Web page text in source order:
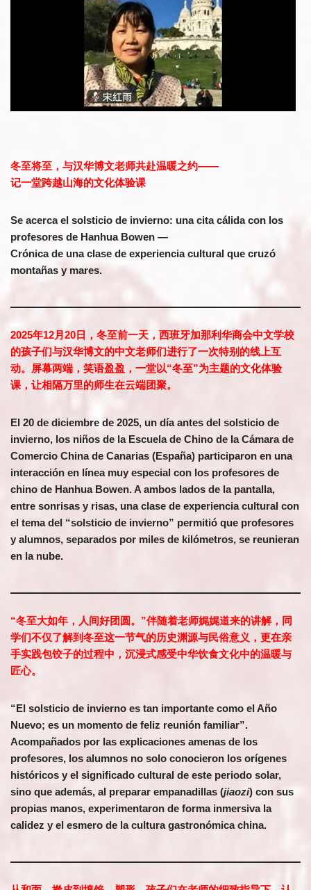
冬至将至，与汉华博文老师共赴温暖之约——
记一堂跨越山海的文化体验课
Se acerca el solsticio de invierno: una cita cálida con los
profesores de Hanhua Bowen —
Crónica de una clase de experiencia cultural que cruzó
montañas y mares.
2025年12月20日，冬至前一天，西班牙加那利华商会中文学校
的孩子们与汉华博文的中文老师们进行了一次特别的线上互
动。屏幕两端，笑语盈盈，一堂以“冬至”为主题的文化体验
课，让相隔万里的师生在云端团聚。
El 20 de diciembre de 2025, un día antes del solsticio de
invierno, los niños de la Escuela de Chino de la Cámara de
Comercio China de Canarias (España) participaron en una
interacción en línea muy especial con los profesores de
chino de Hanhua Bowen. A ambos lados de la pantalla,
entre sonrisas y risas, una clase de experiencia cultural con
el tema del “solsticio de invierno” permitió que profesores
y alumnos, separados por miles de kilómetros, se reunieran
en la nube.
“冬至大如年，人间好团圆。”伴随着老师娓娓道来的讲解，同
学们不仅了解到冬至这一节气的历史渊源与民俗意义，更在亲
手实践包饺子的过程中，沉浸式感受中华饮食文化中的温暖与
匠心。
“El solsticio de invierno es tan importante como el Año
Nuevo; es un momento de feliz reunión familiar”.
Acompañados por las explicaciones amenas de los
profesores, los alumnos no solo conocieron los orígenes
históricos y el significado cultural de este periodo solar,
sino que además, al preparar empanadillas (jiaozi) con sus
propias manos, experimentaron de forma inmersiva la
calidez y el esmero de la cultura gastronómica china.